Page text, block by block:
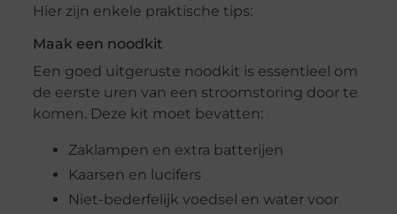
Hier zijn enkele praktische tips:
Maak een noodkit
Een goed uitgeruste noodkit is essentieel om
de eerste uren van een stroomstoring door te
komen. Deze kit moet bevatten:
Zaklampen en extra batterijen
Kaarsen en lucifers
Niet-bederfelijk voedsel en water voor